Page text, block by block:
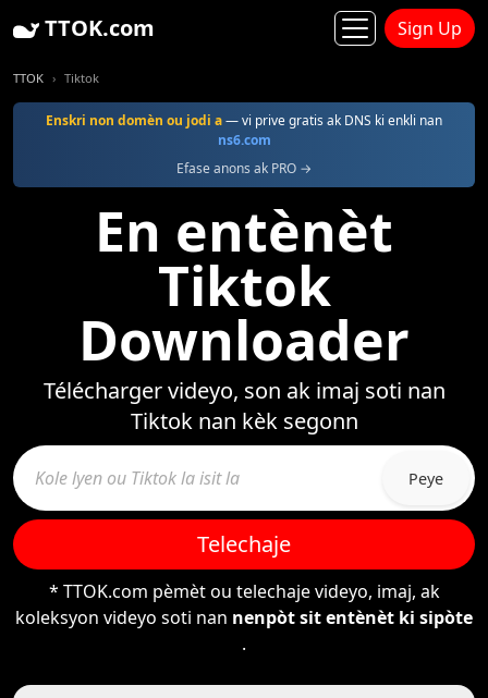
TTOK.com Sign Up
TTOK Tiktok
Enskri non domèn ou jodi a— vi prive gratis ak DNS ki enkli nan
ns6.com
Efase anons ak PRO →
En entènèt
Tiktok
Downloader
Télécharger videyo, son ak imaj soti nan
Tiktok nan kèk segonn
Peye
Telechaje
* TTOK.com pèmèt ou telechaje videyo, imaj, ak
koleksyon videyo soti nan nenpòt sit entènèt ki sipòte
.